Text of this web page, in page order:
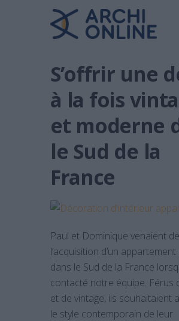
S’offrir une
à la fois
et moderne
le Sud de la
France
Paul et Dominique venaient
l’acquisition d’un
dans le Sud de la France
contacté notre équipe. Férus
et de vintage, ils souhaitaient
le style contemporain de leur